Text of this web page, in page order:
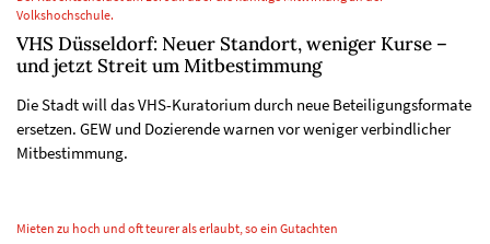
Volkshochschule.
VHS Düsseldorf: Neuer Standort, weniger Kurse –
und jetzt Streit um Mitbestimmung
Die Stadt will das VHS-Kuratorium durch neue Beteiligungsformate
ersetzen. GEW und Dozierende warnen vor weniger verbindlicher
Mitbestimmung.
Mieten zu hoch und oft teurer als erlaubt, so ein Gutachten